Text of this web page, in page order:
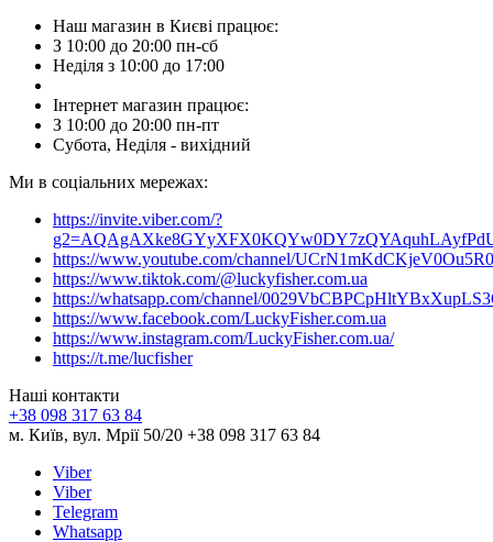
Наш магазин в Києві працює:
З 10:00 до 20:00 пн-сб
Неділя з 10:00 до 17:00
Інтернет магазин працює:
З 10:00 до 20:00 пн-пт
Субота, Неділя - вихідний
Ми в соціальних мережах:
https://invite.viber.com/?
https://www.youtube.com/channel/
https://www.tiktok.com/@luckyfisher.com.ua
https://whatsapp.com/channel/
https://www.facebook.com/LuckyFisher.com.ua
https://www.instagram.com/LuckyFisher.com.ua/
https://t.me/lucfisher
Наші контакти
+38 098 317 63 84
м. Київ, вул. Мрії 50/20 +38 098 317 63 84
Viber
Viber
Telegram
Whatsapp